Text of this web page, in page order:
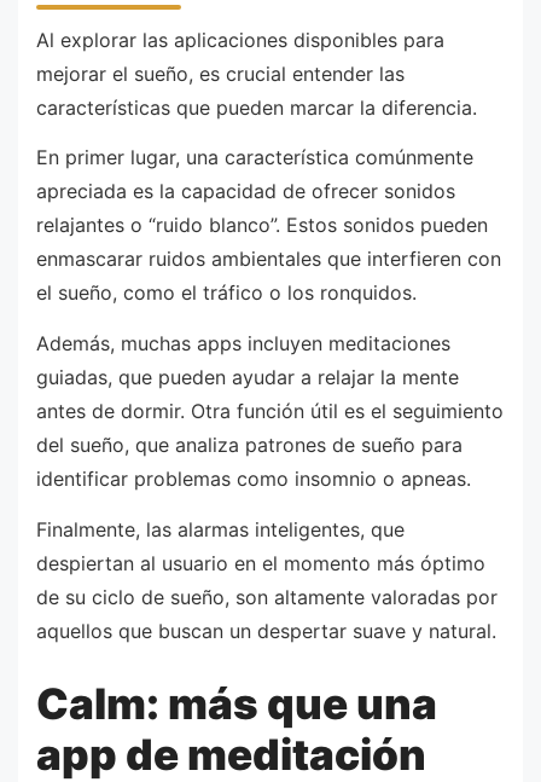
Al explorar las aplicaciones disponibles para
mejorar el sueño, es crucial entender las
características que pueden marcar la diferencia.
En primer lugar, una característica comúnmente
apreciada es la capacidad de ofrecer sonidos
relajantes o “ruido blanco”. Estos sonidos pueden
enmascarar ruidos ambientales que interfieren con
el sueño, como el tráfico o los ronquidos.
Además, muchas apps incluyen meditaciones
guiadas, que pueden ayudar a relajar la mente
antes de dormir. Otra función útil es el seguimiento
del sueño, que analiza patrones de sueño para
identificar problemas como insomnio o apneas.
Finalmente, las alarmas inteligentes, que
despiertan al usuario en el momento más óptimo
de su ciclo de sueño, son altamente valoradas por
aquellos que buscan un despertar suave y natural.
Calm: más que una
app de meditación